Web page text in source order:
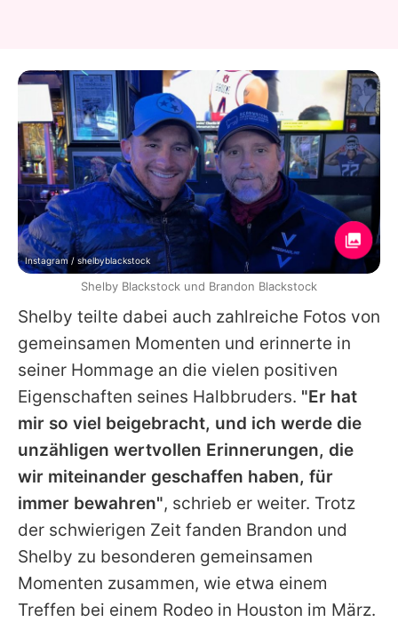
Shelby teilte dabei auch zahlreiche Fotos von
gemeinsamen Momenten und erinnerte in
seiner Hommage an die vielen positiven
Eigenschaften seines Halbbruders. "Er hat
mir so viel beigebracht, und ich werde die
unzähligen wertvollen Erinnerungen, die
wir miteinander geschaffen haben, für
immer bewahren", schrieb er weiter. Trotz
der schwierigen Zeit fanden Brandon und
Shelby zu besonderen gemeinsamen
Momenten zusammen, wie etwa einem
Treffen bei einem Rodeo in Houston im März.
Instagram / shelbyblackstock
Shelby Blackstock und Brandon Blackstock